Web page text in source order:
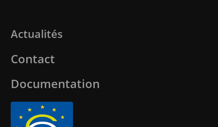
Actualités
Contact
Documentation